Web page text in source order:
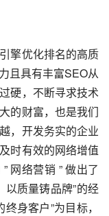
擎优化排名的高质
且具有丰富SEO从
硬，不断寻求技术
的财富，也是我们
，开发务实的企业
时有效的网络增值
网络营销 ” 做出了
以质量铸品牌”的经
身客户”为目标，